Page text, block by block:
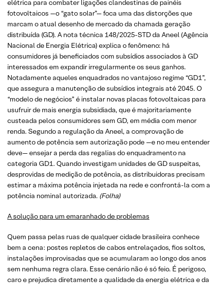
elétrica para combater ligações clandestinas de painéis
fotovoltaicos —o “gato solar”— foca uma das distorções que
marcam o atual desenho de mercado da chamada geração
distribuída (GD). A nota técnica 148/2025-STD da Aneel (Agência
Nacional de Energia Elétrica) explica o fenômeno: há
consumidores já beneficiados com subsídios associados à GD
interessados em expandir irregularmente os seus ganhos.
Notadamente aqueles enquadrados no vantajoso regime “GD1”,
que assegura a manutenção de subsídios integrais até 2045. O
“modelo de negócios” é instalar novas placas fotovoltaicas para
usufruir de mais energia subsidiada, que é majoritariamente
custeada pelos consumidores sem GD, em média com menor
renda. Segundo a regulação da Aneel, a comprovação de
aumento de potência sem autorização pode —e no meu entender
deve— ensejar a perda das regalias do enquadramento na
categoria GD1. Quando investigam unidades de GD suspeitas,
desprovidas de medição de potência, as distribuidoras precisam
estimar a máxima potência injetada na rede e confrontá-la com a
potência nominal autorizada. (Folha)
A solução para um emaranhado de problemas
Quem passa pelas ruas de qualquer cidade brasileira conhece
bem a cena: postes repletos de cabos entrelaçados, fios soltos,
instalações improvisadas que se acumularam ao longo dos anos
sem nenhuma regra clara. Esse cenário não é só feio. É perigoso,
caro e prejudica diretamente a qualidade da energia elétrica e da